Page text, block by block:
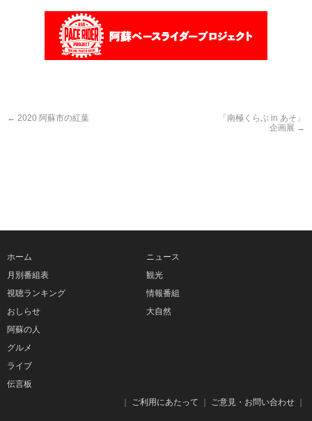
← 2020 阿蘇市の紅葉
「南極くらぶ in あそ」
企画展 →
ホーム
月別番組表
視聴ランキング
おしらせ
ニュース
観光
情報番組
大自然
阿蘇の人
グルメ
ライブ
伝言板
ご利用にあたって ご意見・お問い合わせ